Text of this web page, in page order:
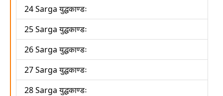
24 Sarga युद्धकाण्डः
25 Sarga युद्धकाण्डः
26 Sarga युद्धकाण्डः
27 Sarga युद्धकाण्डः
28 Sarga युद्धकाण्डः